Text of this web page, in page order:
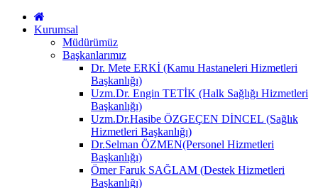
Kurumsal
Müdürümüz
Başkanlarımız
Dr. Mete ERKİ (Kamu Hastaneleri Hizmetleri
Başkanlığı)
Uzm.Dr. Engin TETİK (Halk Sağlığı Hizmetleri
Başkanlığı)
Uzm.Dr.Hasibe ÖZGEÇEN DİNCEL (Sağlık
Hizmetleri Başkanlığı)
Dr.Selman ÖZMEN(Personel Hizmetleri
Başkanlığı)
Ömer Faruk SAĞLAM (Destek Hizmetleri
Başkanlığı)